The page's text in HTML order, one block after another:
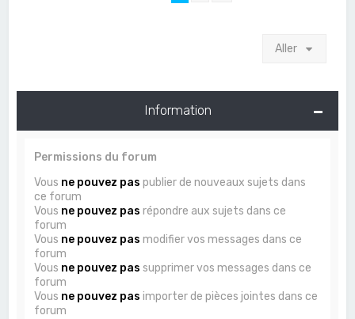
Aller
Information
Permissions du forum
Vous ne pouvez pas publier de nouveaux sujets dans
ce forum
Vous ne pouvez pas répondre aux sujets dans ce
forum
Vous ne pouvez pas modifier vos messages dans ce
forum
Vous ne pouvez pas supprimer vos messages dans ce
forum
Vous ne pouvez pas importer de pièces jointes dans ce
forum